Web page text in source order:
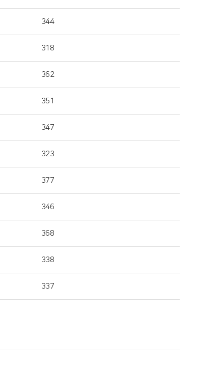
344
318
362
351
347
323
377
346
368
338
337